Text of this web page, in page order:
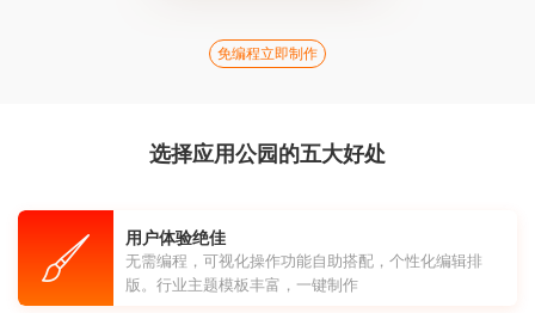
免编程立即制作
选择应用公园的五大好处
用户体验绝佳
无需编程，可视化操作功能自助搭配，个性化编辑排
版。行业主题模板丰富，一键制作